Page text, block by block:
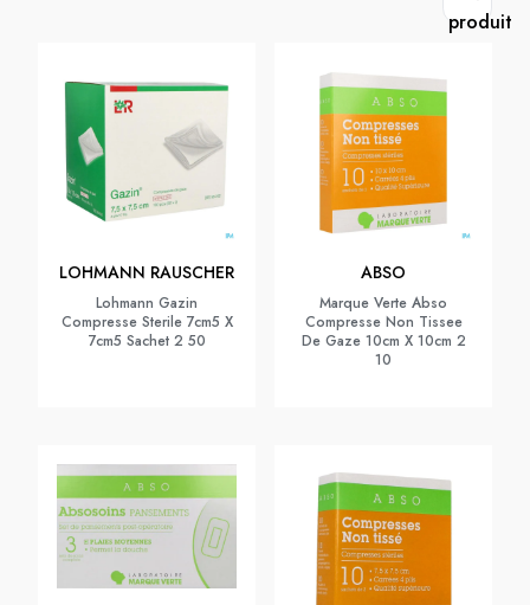
LOHMANN RAUSCHER
Lohmann Gazin
Compresse Sterile 7cm5 X
7cm5 Sachet 2 50
ABSO
Marque Verte Abso
Compresse Non Tissee
De Gaze 10cm X 10cm 2
10